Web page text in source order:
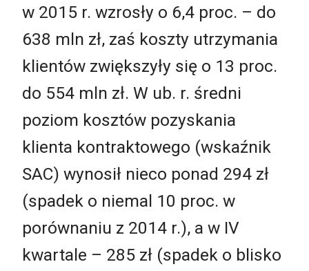
w 2015 r. wzrosły o 6,4 proc. – do
638 mln zł, zaś koszty utrzymania
klientów zwiększyły się o 13 proc.
do 554 mln zł. W ub. r. średni
poziom kosztów pozyskania
klienta kontraktowego (wskaźnik
SAC) wynosił nieco ponad 294 zł
(spadek o niemal 10 proc. w
porównaniu z 2014 r.), a w IV
kwartale – 285 zł (spadek o blisko